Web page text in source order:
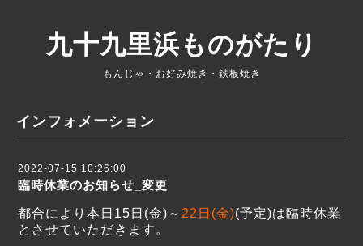
九十九里浜ものがたり
もんじゃ・お好み焼き・鉄板焼き
インフォメーション
2022-07-15 10:26:00
臨時休業のお知らせ_変更
都合により本日15日(金)～ 22日(金)(予定)は臨時休業
とさせていただきます。